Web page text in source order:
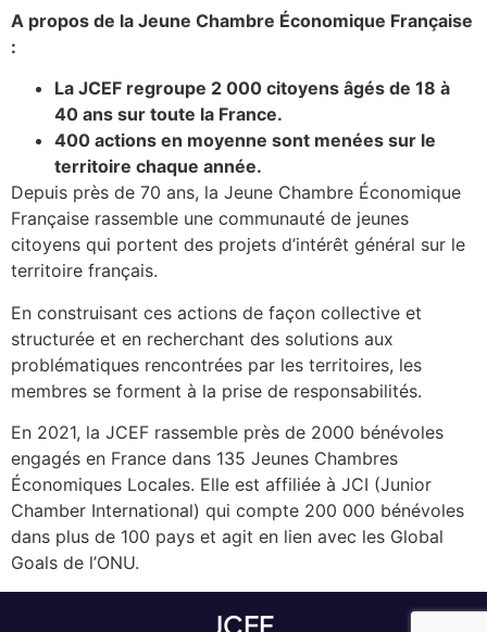
A propos de la Jeune Chambre Économique Française
:
La JCEF regroupe 2 000 citoyens âgés de 18 à
40 ans sur toute la France.
400 actions en moyenne sont menées sur le
territoire chaque année.
Depuis près de 70 ans, la Jeune Chambre Économique
Française rassemble une communauté de jeunes
citoyens qui portent des projets d’intérêt général sur le
territoire français.
En construisant ces actions de façon collective et
structurée et en recherchant des solutions aux
problématiques rencontrées par les territoires, les
membres se forment à la prise de responsabilités.
En 2021, la JCEF rassemble près de 2000 bénévoles
engagés en France dans 135 Jeunes Chambres
Économiques Locales. Elle est affiliée à JCI (Junior
Chamber International) qui compte 200 000 bénévoles
dans plus de 100 pays et agit en lien avec les Global
Goals de l’ONU.
JCEF